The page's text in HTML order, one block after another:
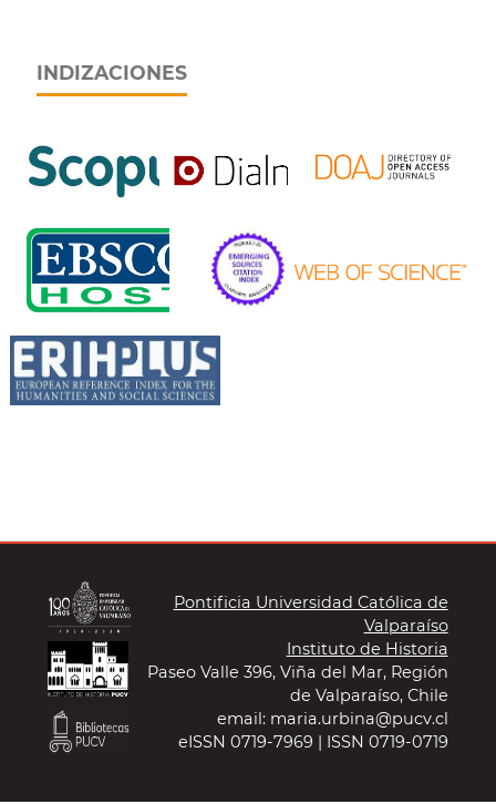
INDIZACIONES
Pontificia Universidad Católica de
Valparaíso
Instituto de Historia
Paseo Valle 396, Viña del Mar, Región
de Valparaíso, Chile
email: maria.urbina@pucv.cl
eISSN 0719-7969 | ISSN 0719-0719